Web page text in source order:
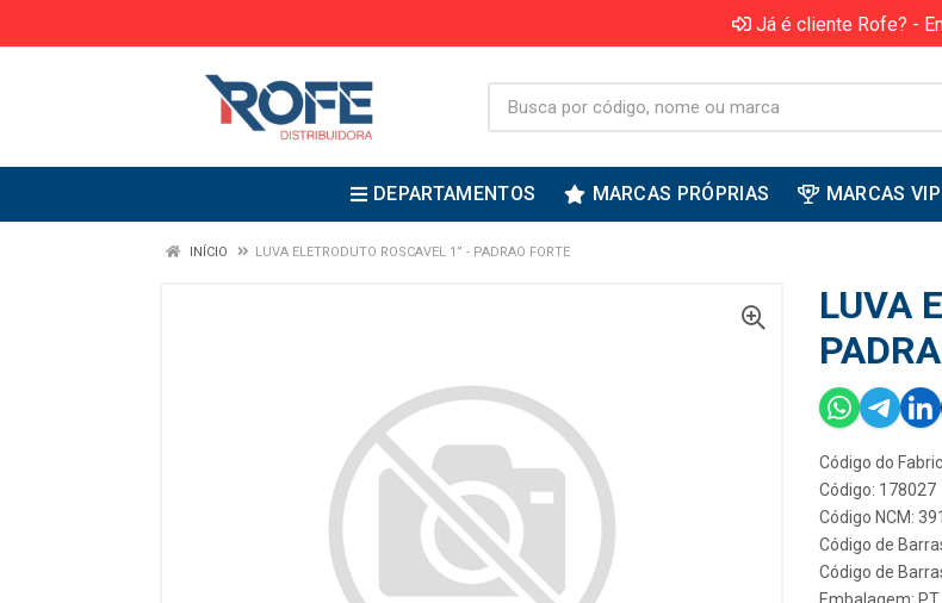
Já é cliente Rofe? -
DEPARTAMENTOS MARCAS PRÓPRIAS MARCAS VIP
INÍCIO LUVA ELETRODUTO ROSCAVEL 1” - PADRAO FORTE
LUVA
Código do
Código: 178027
Código NCM:
Código de
Código de